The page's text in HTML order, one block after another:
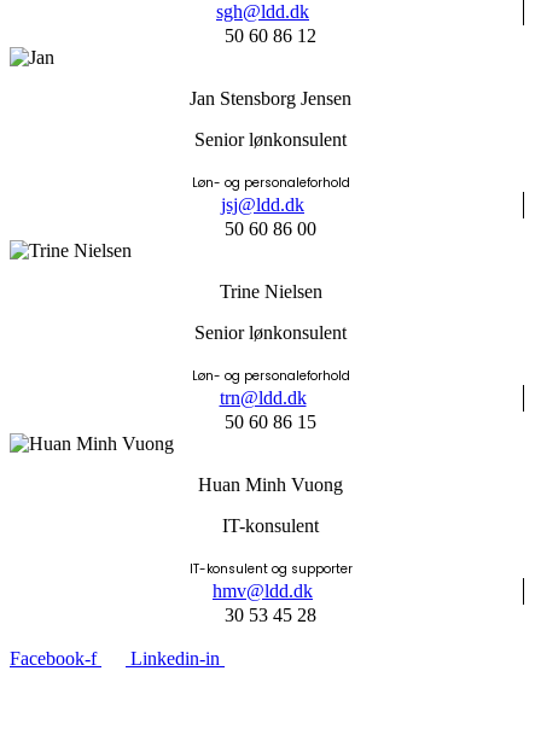
sgh@ldd.dk
50 60 86 12
Jan Stensborg Jensen
Senior lønkonsulent
Løn- og personaleforhold
jsj@ldd.dk
50 60 86 00
Trine Nielsen
Senior lønkonsulent
Løn- og personaleforhold
trn@ldd.dk
50 60 86 15
Huan Minh Vuong
IT-konsulent
IT-konsulent og supporter
hmv@ldd.dk
30 53 45 28
Facebook-f Linkedin-in